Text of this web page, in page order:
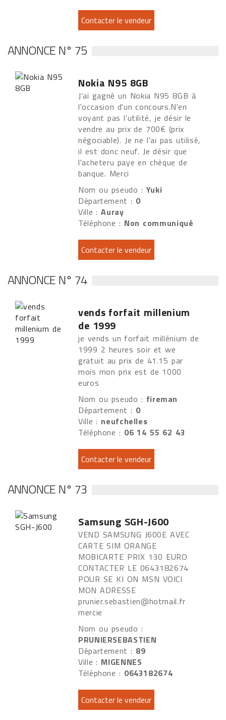
ANNONCE N° 75
Nokia N95 8GB
J'ai gagné un Nokia N95 8GB à
l'occasion d'un concours.N'en
voyant pas l'utilité, je désir le
vendre au prix de 700€ (prix
négociable). Je ne l'ai pas utilisé,
il est donc neuf. Je désir que
l'acheteru paye en chèque de
banque. Merci
Nom ou pseudo : Yuki
Département : 0
Ville :Auray
Téléphone : Non communiqué
ANNONCE N° 74
vends forfait millenium
de 1999
je vends un forfait millénium de
1999 2 heures soir et we
gratuit au prix de 41.15 par
mois mon prix est de 1000
euros
Nom ou pseudo : fireman
Département : 0
Ville : neufchelles
Téléphone : 06 14 55 62 43
ANNONCE N° 73
Samsung SGH-J600
VEND SAMSUNG J600E AVEC
CARTE SIM ORANGE
MOBICARTE PRIX 130 EURO
CONTACTER LE 0643182674
POUR SE KI ON MSN VOICI
MON ADRESSE
prunier.sebastien@hotmail.fr
mercie
Nom ou pseudo :
PRUNIERSEBASTIEN
Département : 89
Ville : MIGENNES
Téléphone : 0643182674